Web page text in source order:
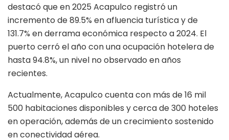
destacó que en 2025 Acapulco registró un
incremento de 89.5% en afluencia turística y de
131.7% en derrama económica respecto a 2024. El
puerto cerró el año con una ocupación hotelera de
hasta 94.8%, un nivel no observado en años
recientes.
Actualmente, Acapulco cuenta con más de 16 mil
500 habitaciones disponibles y cerca de 300 hoteles
en operación, además de un crecimiento sostenido
en conectividad aérea.